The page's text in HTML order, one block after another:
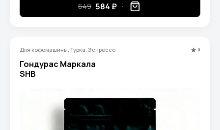
649 584 ₽
Для кофемашины, Турка, Эспрессо 0
Гондурас Маркала
SHB